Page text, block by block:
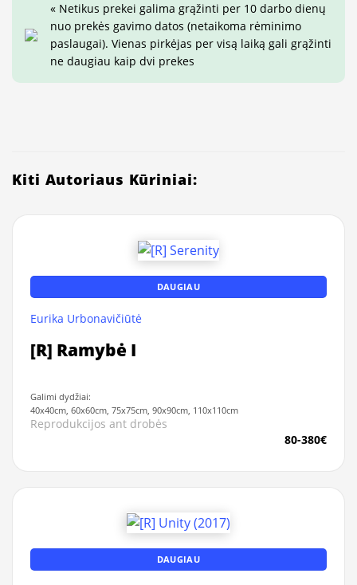
« Netikus prekei galima grąžinti per 10 darbo dienų
nuo prekės gavimo datos (netaikoma rėminimo
paslaugai). Vienas pirkėjas per visą laiką gali grąžinti
ne daugiau kaip dvi prekes
Kiti Autoriaus Kūriniai:
DAUGIAU
Eurika Urbonavičiūtė
[R] Ramybė I
Galimi dydžiai:
40x40cm, 60x60cm, 75x75cm, 90x90cm, 110x110cm
Reprodukcijos ant drobės
80-380€
DAUGIAU